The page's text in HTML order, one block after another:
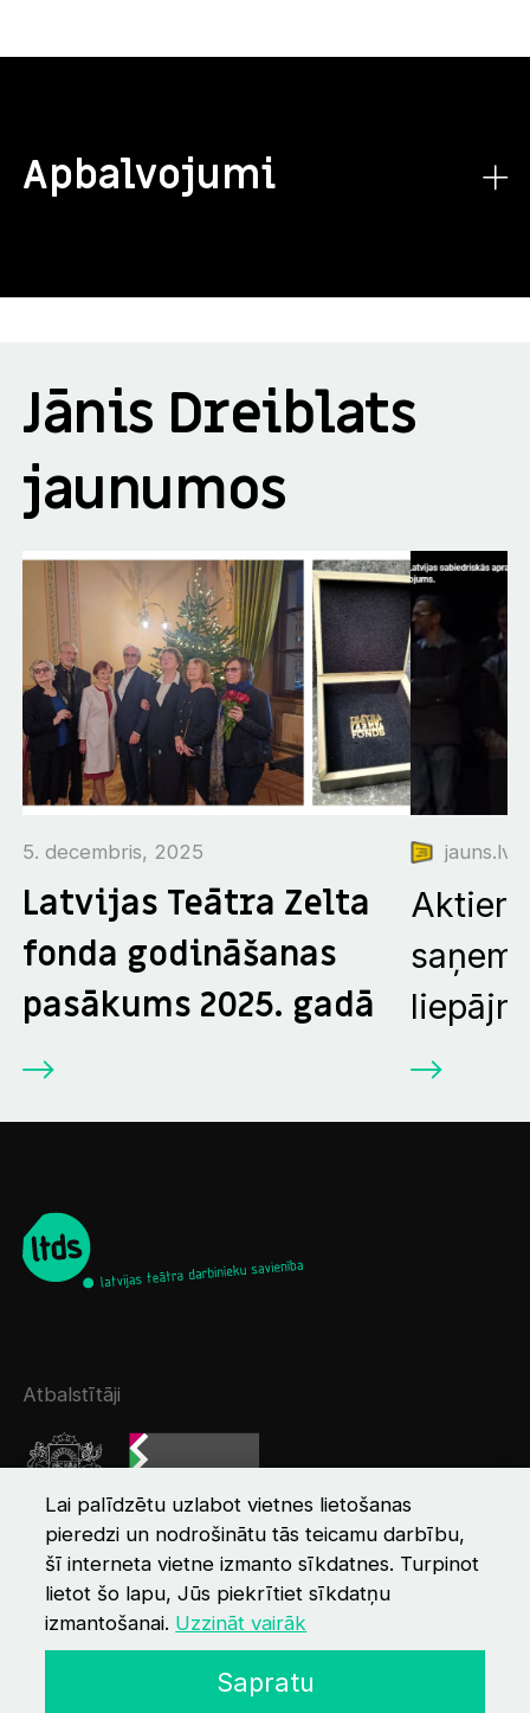
Apbalvojumi
Jānis Dreiblats
jaunumos
5. decembris, 2025
Latvijas Teātra Zelta
fonda godināšanas
pasākums 2025. gadā
jauns.lv
saņem
Kontakti
Atbalstītāji
Lai palīdzētu uzlabot vietnes lietošanas
pieredzi un nodrošinātu tās teicamu darbību,
šī interneta vietne izmanto sīkdatnes. Turpinot
lietot šo lapu, Jūs piekrītiet sīkdatņu
izmantošanai. Uzzināt vairāk
Sapratu